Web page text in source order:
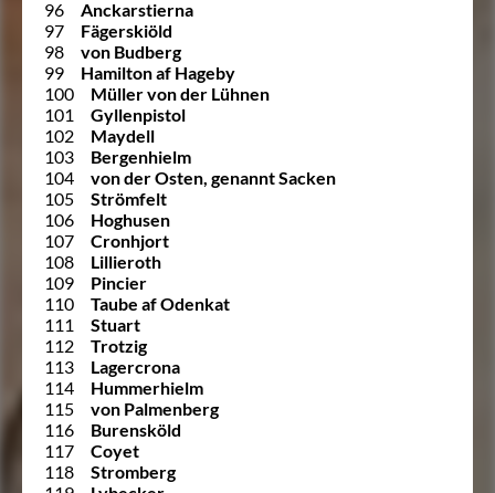
96
Anckarstierna
97
Fägerskiöld
98
von Budberg
99
Hamilton af Hageby
100
Müller von der Lühnen
101
Gyllenpistol
102
Maydell
103
Bergenhielm
104
von der Osten, genannt Sacken
105
Strömfelt
106
Hoghusen
107
Cronhjort
108
Lillieroth
109
Pincier
110
Taube af Odenkat
111
Stuart
112
Trotzig
113
Lagercrona
114
Hummerhielm
115
von Palmenberg
116
Burensköld
117
Coyet
118
Stromberg